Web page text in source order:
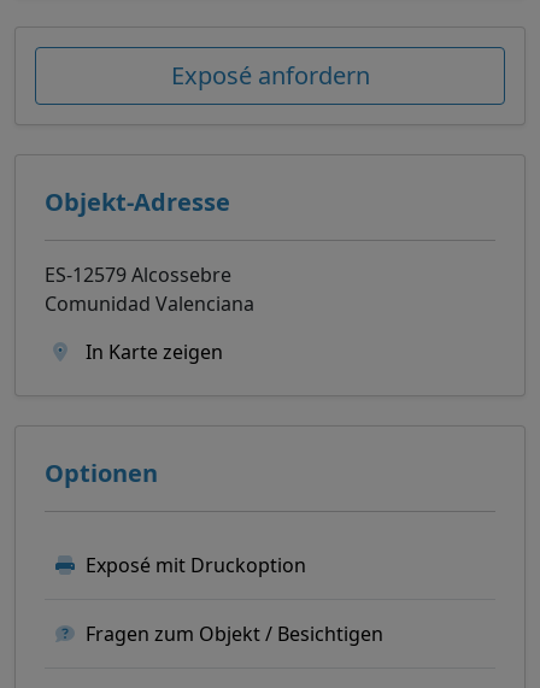
Exposé anfordern
Objekt-Adresse
ES-12579 Alcossebre
Comunidad Valenciana
In Karte zeigen
Optionen
Exposé mit Druckoption
Fragen zum Objekt / Besichtigen